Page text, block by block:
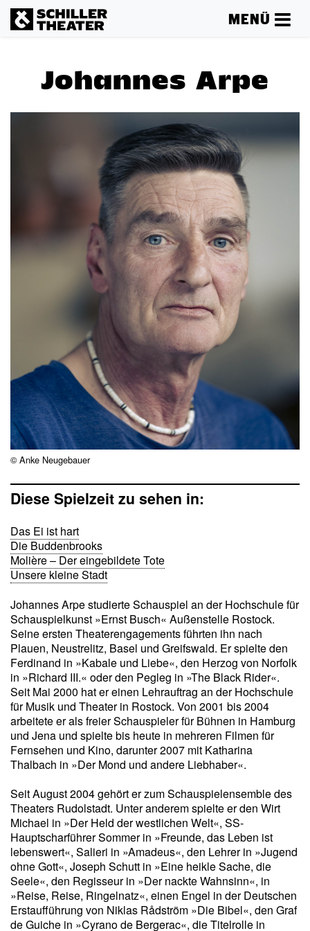
MENÜ
Johannes Arpe
© Anke Neugebauer
Diese Spielzeit zu sehen in:
Das Ei ist hart
Die Buddenbrooks
Molière – Der eingebildete Tote
Unsere kleine Stadt
Johannes Arpe studierte Schauspiel an der Hochschule für
Schauspielkunst »Ernst Busch« Außenstelle Rostock.
Seine ersten Theaterengagements führten ihn nach
Plauen, Neustrelitz, Basel und Greifswald. Er spielte den
Ferdinand in »Kabale und Liebe«, den Herzog von Norfolk
in »Richard III.« oder den Pegleg in »The Black Rider«.
Seit Mai 2000 hat er einen Lehrauftrag an der Hochschule
für Musik und Theater in Rostock. Von 2001 bis 2004
arbeitete er als freier Schauspieler für Bühnen in Hamburg
und Jena und spielte bis heute in mehreren Filmen für
Fernsehen und Kino, darunter 2007 mit Katharina
Thalbach in »Der Mond und andere Liebhaber«.
Seit August 2004 gehört er zum Schauspielensemble des
Theaters Rudolstadt. Unter anderem spielte er den Wirt
Michael in »Der Held der westlichen Welt«, SS-
Hauptscharführer Sommer in »Freunde, das Leben ist
lebenswert«, Salieri in »Amadeus«, den Lehrer in »Jugend
ohne Gott«, Joseph Schutt in »Eine heikle Sache, die
Seele«, den Regisseur in »Der nackte Wahnsinn«, in
»Reise, Reise, Ringelnatz«, einen Engel in der Deutschen
Erstaufführung von Niklas Rådström »Die Bibel«, den Graf
de Guiche in »Cyrano de Bergerac«, die Titelrolle in